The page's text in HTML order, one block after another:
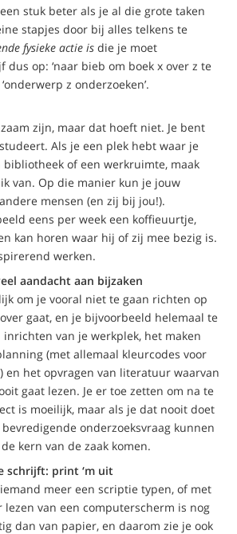
stuk beter als je al die grote taken
stapjes door bij alles telkens te
fysieke actie is die je moet
dus op: ‘naar bieb om boek x over z te
z onderzoeken’.
zijn, maar dat hoeft niet. Je bent
Als je een plek hebt waar je
bibliotheek of een werkruimte, maak
van. Op die manier kun je jouw
mensen (en zij bij jou!).
eens per week een koffieuurtje,
kan horen waar hij of zij mee bezig is.
werken.
aandacht aan bijzaken
om je vooral niet te gaan richten op
gaat, en je bijvoorbeeld helemaal te
van je werkplek, het maken
(met allemaal kleurcodes voor
en het opvragen van literatuur waarvan
gaat lezen. Je er toe zetten om na te
is moeilijk, maar als je dat nooit doet
onderzoeksvraag kunnen
kern van de zaak komen.
schrijft: print ‘m uit
meer een scriptie typen, of met
lezen van een computerscherm is nog
dan van papier, en daarom zie je ook